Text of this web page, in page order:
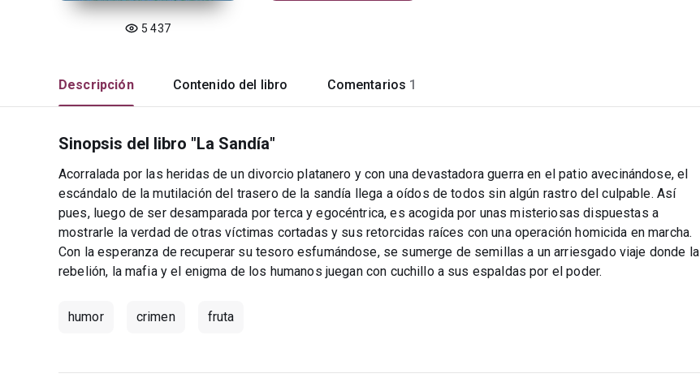
5 437
Descripción Contenido del libro Comentarios 1
Sinopsis del libro "La Sandía"
Acorralada por las heridas de un divorcio platanero y con una devastadora guerra en el patio avecinándose, el
escándalo de la mutilación del trasero de la sandía llega a oídos de todos sin algún rastro del culpable. Así
pues, luego de ser desamparada por terca y egocéntrica, es acogida por unas misteriosas dispuestas a
mostrarle la verdad de otras víctimas cortadas y sus retorcidas raíces con una operación homicida en marcha.
Con la esperanza de recuperar su tesoro esfumándose, se sumerge de semillas a un arriesgado viaje donde la
rebelión, la mafia y el enigma de los humanos juegan con cuchillo a sus espaldas por el poder.
humor crimen fruta